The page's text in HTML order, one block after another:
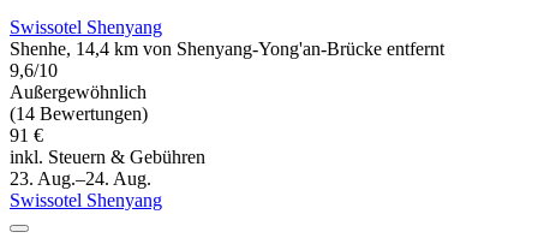
Swissotel Shenyang
Shenhe, 14,4 km von Shenyang-Yong'an-Brücke entfernt
9,6/10
Außergewöhnlich
(14 Bewertungen)
91 €
inkl. Steuern & Gebühren
23. Aug.–24. Aug.
Swissotel Shenyang